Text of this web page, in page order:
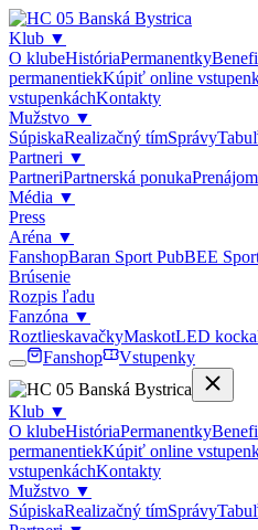
Klub ▼
O klubeHistóriaPermanentky
permanentiekKúpiť online
vstupenkáchKontakty
Mužstvo ▼
SúpiskaRealizačný tímSprávy
Partneri ▼
PartneriPartnerská ponuka
Média ▼
Press
Aréna ▼
FanshopBaran Sport PubBEE
Brúsenie
Rozpis ľadu
Fanzóna ▼
RoztlieskavačkyMaskotLED kocka
Fanshop
Vstupenky
Klub ▼
O klubeHistóriaPermanentky
permanentiekKúpiť online
vstupenkáchKontakty
Mužstvo ▼
SúpiskaRealizačný tímSprávy